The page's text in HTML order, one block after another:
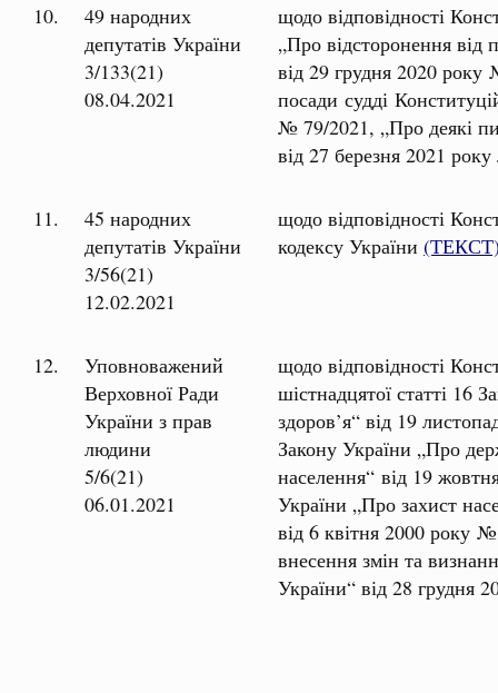
10.
49 народних
депутатів України
3/133(21)
08.04.2021
щодо відповідності
„Про відсторонення від
від 29 грудня 2020
посади судді
№ 79/2021, „Про деякі
від 27 березня 2021
11.
45 народних
депутатів України
3/56(21)
12.02.2021
щодо відповідності
кодексу України
12.
Уповноважений
Верховної Ради
України з прав
людини
5/6(21)
06.01.2021
щодо відповідності
шістнадцятої статті 16
здоров’я“ від 19
Закону України „Про
населення“ від 19
України „Про захист
від 6 квітня 2000 року
внесення змін та
України“ від 28